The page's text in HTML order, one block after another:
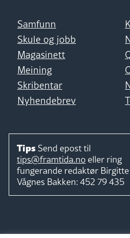
Samfunn
Skule og jobb
Magasinett
Meining
Skribentar
Nyhendebrev
Tips Send epost til
tips@framtida.no eller ring
fungerande redaktør Birgitte
Vågnes Bakken: 452 79 435